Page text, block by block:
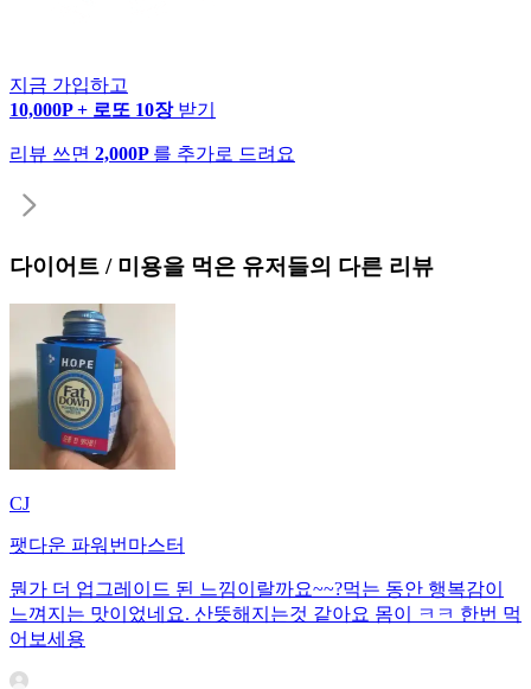
지금 가입하고
10,000P + 로또 10장 받기
리뷰 쓰면 2,000P 를 추가로 드려요
다이어트 / 미용을 먹은 유저들의 다른 리뷰
CJ
팻다운 파워번마스터
뭔가 더 업그레이드 된 느낌이랄까요~~?먹는 동안 행복감이
느껴지는 맛이었네요. 산뜻해지는것 같아요 몸이 ㅋㅋ 한번 먹
어보세용